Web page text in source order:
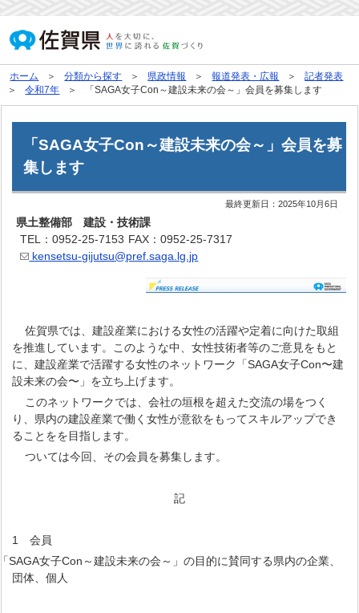
ホーム 分類から探す 県政情報 報道発表・広報
記者発表
令和7年
「SAGA女子Con～建設未来の会～」会員を募集します
「SAGA女子Con～建設未来の会～」会員を募
集します
最終更新日：2025年10月6日
県土整備部 建設・技術課
TEL：0952-25-7153 FAX：0952-25-7317
kensetsu-gijutsu@pref.saga.lg.jp
佐賀県では、建設産業における女性の活躍や定着に向けた取組
を推進しています。このような中、女性技術者等のご意見をもと
に、建設産業で活躍する女性のネットワーク「SAGA女子Con〜建
設未来の会〜」を立ち上げます。
このネットワークでは、会社の垣根を超えた交流の場をつく
り、県内の建設産業で働く女性が意欲をもってスキルアップでき
ることをを目指します。
ついては今回、その会員を募集します。
記
1 会員
女子Con～建設未来の会～」の目的に賛同する県内の企業、
団体、個人